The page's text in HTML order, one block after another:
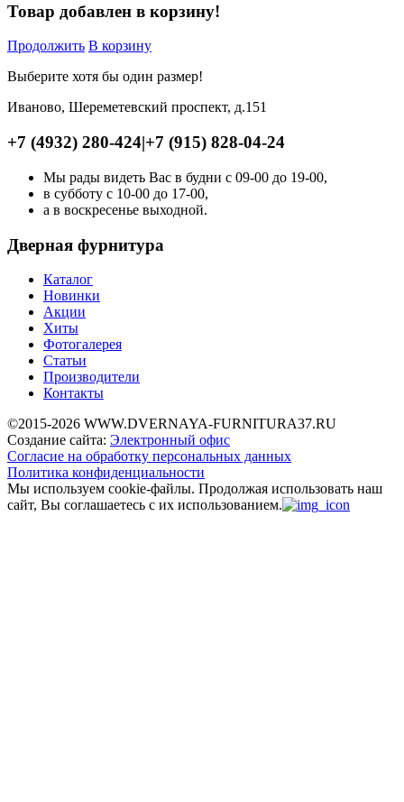
Товар добавлен в корзину!
Продолжить В корзину
Выберите хотя бы один размер!
Иваново, Шереметевский проспект, д.151
+7 (4932) 280-424|+7 (915) 828-04-24
Мы рады видеть Вас в будни с 09-00 до 19-00,
в субботу с 10-00 до 17-00,
а в воскресенье выходной.
Дверная фурнитура
Каталог
Новинки
Акции
Хиты
Фотогалерея
Статьи
Производители
Контакты
©2015-2026 WWW.DVERNAYA-FURNITURA37.RU
Создание сайта: Электронный офис
Согласие на обработку персональных данных
Политика конфиденциальности
Мы используем cookie-файлы. Продолжая использовать наш
сайт, Вы соглашаетесь с их использованием.